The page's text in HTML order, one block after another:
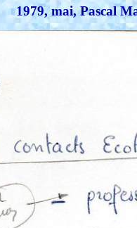
1979, mai, Pascal